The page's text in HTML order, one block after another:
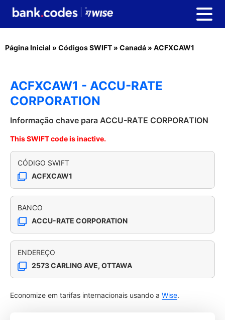
Página Inicial » Códigos SWIFT » Canadá » ACFXCAW1
ACFXCAW1 - ACCU-RATE
CORPORATION
Informação chave para ACCU-RATE CORPORATION
This SWIFT code is inactive.
CÓDIGO SWIFT
ACFXCAW1
BANCO
ACCU-RATE CORPORATION
ENDEREÇO
2573 CARLING AVE, OTTAWA
Economize em tarifas internacionais usando a Wise.